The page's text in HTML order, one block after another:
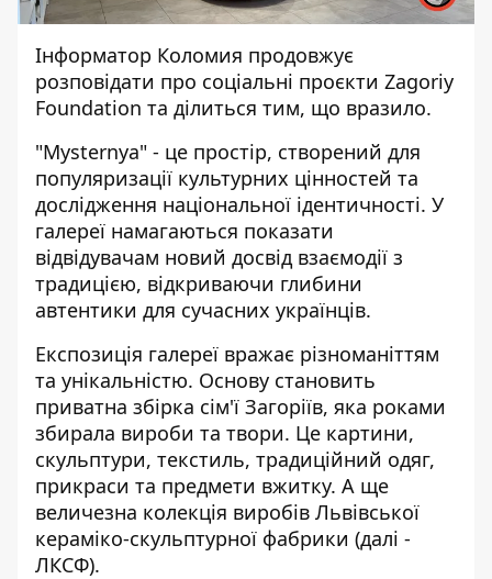
Інформатор Коломия продовжує
розповідати про соціальні проєкти Zagoriy
Foundation та ділиться тим, що вразило.
"Mysternya" - це простір, створений для
популяризації культурних цінностей та
дослідження національної ідентичності. У
галереї намагаються показати
відвідувачам новий досвід взаємодії з
традицією, відкриваючи глибини
автентики для сучасних українців.
Експозиція галереї вражає різноманіттям
та унікальністю. Основу становить
приватна збірка сім'ї Загоріїв, яка роками
збирала вироби та твори. Це картини,
скульптури, текстиль, традиційний одяг,
прикраси та предмети вжитку. А ще
величезна колекція виробів Львівської
кераміко-скульптурної фабрики (далі -
ЛКСФ).